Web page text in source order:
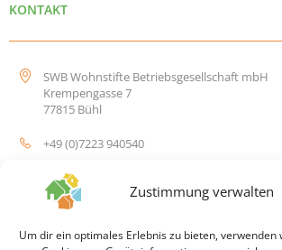
Zustimmung verwalten
Um dir ein optimales Erlebnis zu bieten, verwenden
KONTAKT
SWB Wohnstifte Betriebsgesellschaft mbH
Krempengasse 7
77815 Bühl
+49 (0)7223 940540
info@swb-wohnstifte.de